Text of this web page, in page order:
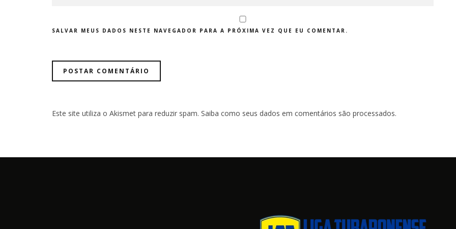
SALVAR MEUS DADOS NESTE NAVEGADOR PARA A PRÓXIMA VEZ QUE EU COMENTAR.
Este site utiliza o Akismet para reduzir spam. Saiba como seus dados em comentários são processados.